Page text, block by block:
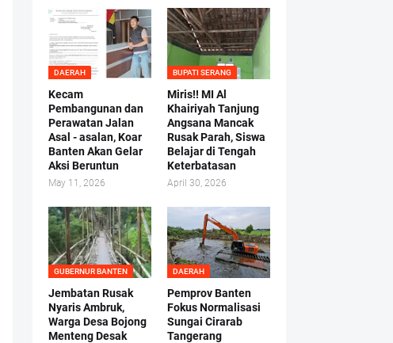
DAERAH
Kecam
Pembangunan dan
Perawatan Jalan
Asal - asalan, Koar
Banten Akan Gelar
Aksi Beruntun
May 11, 2026
BUPATI SERANG
Miris!! MI Al
Khairiyah Tanjung
Angsana Mancak
Rusak Parah, Siswa
Belajar di Tengah
Keterbatasan
April 30, 2026
GUBERNUR BANTEN
Jembatan Rusak
Nyaris Ambruk,
Warga Desa Bojong
Menteng Desak
DAERAH
Pemprov Banten
Fokus Normalisasi
Sungai Cirarab
Tangerang